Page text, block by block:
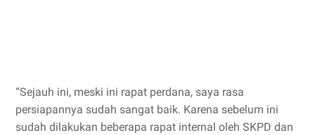
“Sejauh ini, meski ini rapat perdana, saya rasa
persiapannya sudah sangat baik. Karena sebelum ini
sudah dilakukan beberapa rapat internal oleh SKPD dan